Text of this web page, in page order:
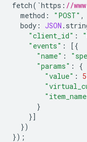
fetch( `https : //
method : "POST" ,
body : JSON .
"client_id" :
"events" :
[{
"name" :
"params" :
{
"value" : 5
}
}]
})
});